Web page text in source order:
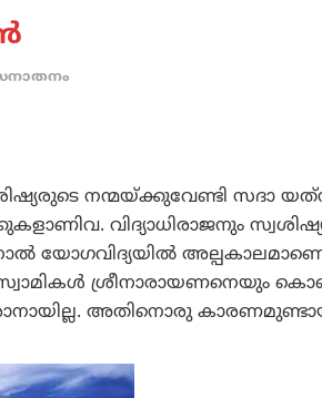
നന്മയ്ക്കുവേണ്ടി സദാ
വിദ്യാധിരാജനും
യോഗവിദ്യയില്‍
ശ്രീനാരായണനെയും
അതിനൊരു